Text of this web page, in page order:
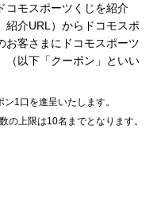
コモスポーツくじを紹介
紹介URL）からドコモスポ
お客さまにドコモスポーツ
（以下「クーポン」といい
1口を進呈いたします。
の上限は10名までとなります。